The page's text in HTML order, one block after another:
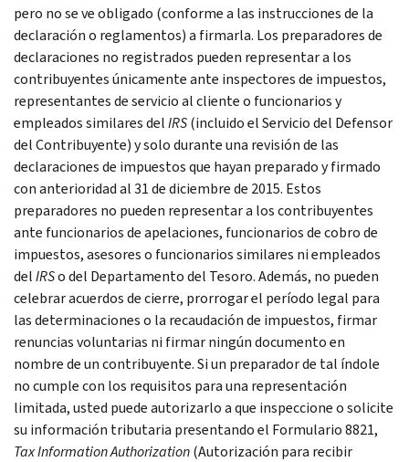
pero no se ve obligado (conforme a las instrucciones de la
declaración o reglamentos) a firmarla. Los preparadores de
declaraciones no registrados pueden representar a los
contribuyentes únicamente ante inspectores de impuestos,
representantes de servicio al cliente o funcionarios y
empleados similares delIRS(incluido el Servicio del Defensor
del Contribuyente) y solo durante una revisión de las
declaraciones de impuestos que hayan preparado y firmado
con anterioridad al 31 de diciembre de 2015. Estos
preparadores no pueden representar a los contribuyentes
ante funcionarios de apelaciones, funcionarios de cobro de
impuestos, asesores o funcionarios similares ni empleados
delIRSo del Departamento del Tesoro. Además, no pueden
celebrar acuerdos de cierre, prorrogar el período legal para
las determinaciones o la recaudación de impuestos, firmar
renuncias voluntarias ni firmar ningún documento en
nombre de un contribuyente.Si un preparador de tal índole
no cumple con los requisitos para una representación
limitada, usted puede autorizarlo a que inspeccione o solicite
su información tributaria presentando el Formulario 8821,
Tax Information Authorization(Autorización para recibir